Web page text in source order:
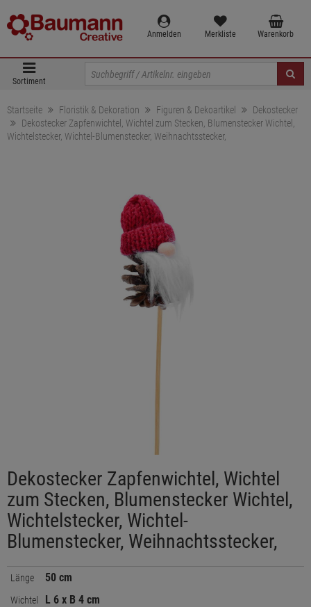
Anmelden Merkliste Warenkorb
Sortiment
Startseite Floristik & Dekoration Figuren & Dekoartikel
Dekostecker
Dekostecker Zapfenwichtel, Wichtel zum Stecken, Blumenstecker Wichtel,
Wichtelstecker, Wichtel-Blumenstecker, Weihnachtsstecker,
Dekostecker Zapfenwichtel, Wichtel
zum Stecken, Blumenstecker Wichtel,
Wichtelstecker, Wichtel-
Blumenstecker, Weihnachtsstecker,
Länge 50 cm
Wichtel L 6 x B 4 cm